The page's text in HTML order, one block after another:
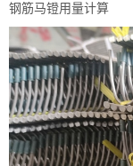
钢筋马镫用量计算